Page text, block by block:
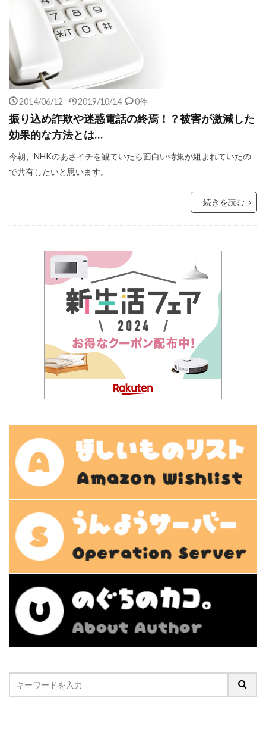
2014/06/12 2019/10/14 0件
振り込め詐欺や迷惑電話の終焉！？被害が激減した
効果的な方法とは…
今朝、NHKのあさイチを観ていたら面白い特集が組まれていたの
で共有したいと思います。
続きを読む